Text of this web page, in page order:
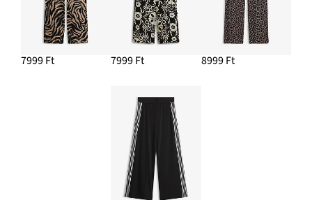
7999 Ft 7999 Ft 8999 Ft